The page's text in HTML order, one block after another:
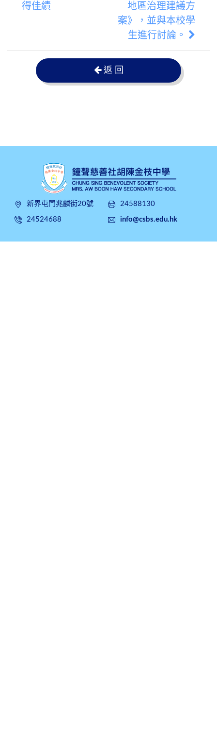
得佳績
地區治理建議方
案》，並與本校學
生進行討論。
返 回
新界屯門兆麟街20號
24524688
24588130
info@csbs.edu.hk